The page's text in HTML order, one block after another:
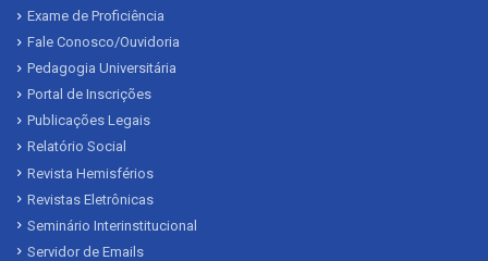
Exame de Proficiência
Fale Conosco/Ouvidoria
Pedagogia Universitária
Portal de Inscrições
Publicações Legais
Relatório Social
Revista Hemisférios
Revistas Eletrônicas
Seminário Interinstitucional
Servidor de Emails